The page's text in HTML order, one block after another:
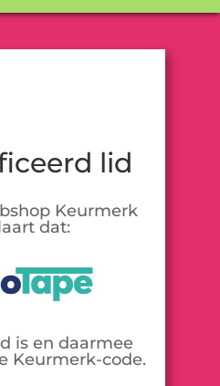
lid
Keurmerk
dat:
is en daarmee
Keurmerk-code.